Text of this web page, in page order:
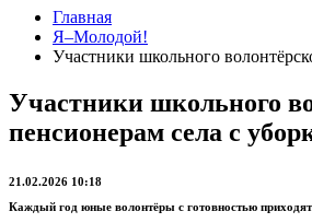
Главная
Я–Молодой!
Участники школьного
Участники школьного
пенсионерам села с
21.02.2026 10:18
Каждый год юные волонтёры с готовностью